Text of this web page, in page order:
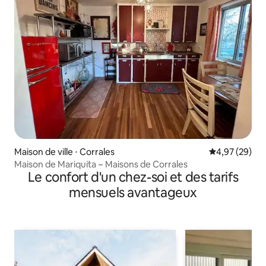
Maison de ville ⋅ Corrales Évaluation
4,97 (29)
Maison de Mariquita ~ Maisons de Corrales
Le confort d'un chez-soi et des tarifs
mensuels avantageux